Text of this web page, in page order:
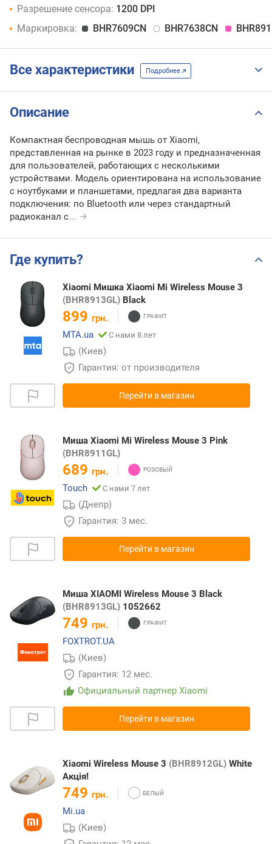
Разрешение сенсора: 1200 DPI
Маркировка:
BHR7609CN BHR7638CN
Все характеристики Подробнее
Описание
Компактная беспроводная мышь от Xiaomi,
представленная на рынке в 2023 году и предназначенная
для пользователей, работающих с несколькими
устройствами. Модель ориентирована на использование
с ноутбуками и планшетами, предлагая два варианта
подключения: по Bluetooth или через стандартный
радиоканал с...
Где купить?
Xiaomi Мишка Xiaomi Mi Wireless Mouse 3
(BHR8913GL) Black
899 грн.
MTA.ua
С нами 8 лет
(Киев)
Гарантия: от производителя
Перейти в магазин
Миша Xiaomi Mi Wireless Mouse 3 Pink
(BHR8911GL)
689 грн.
Touch
С нами 7 лет
(Днепр)
Гарантия: 3 мес.
Перейти в магазин
Миша XIAOMI Wireless Mouse 3 Black
(BHR8913GL) 1052662
749 грн.
FOXTROT.UA
(Киев)
Гарантия: 12 мес.
Официальный партнер Xiaomi
Перейти в магазин
Xiaomi Wireless Mouse 3 (BHR8912GL) White
Акція!
749 грн.
Mi.ua
(Киев)